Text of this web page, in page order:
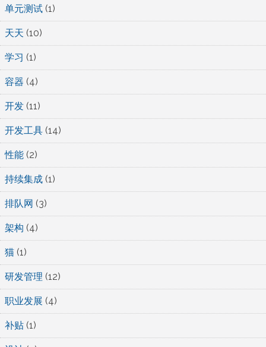
单元测试 (1)
天天 (10)
学习 (1)
容器 (4)
开发 (11)
开发工具 (14)
性能 (2)
持续集成 (1)
排队网 (3)
架构 (4)
猫 (1)
研发管理 (12)
职业发展 (4)
补贴 (1)